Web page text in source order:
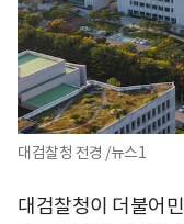
대검찰청 전경 /뉴스1
대검찰청이 더불어